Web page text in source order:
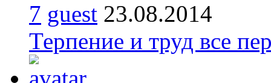
7 guest 23.08.2014
Терпение и труд все